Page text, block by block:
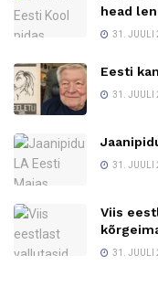
head
31. JUULI
Eesti
31. JUULI
31. JUULI
Viis
31. JUULI